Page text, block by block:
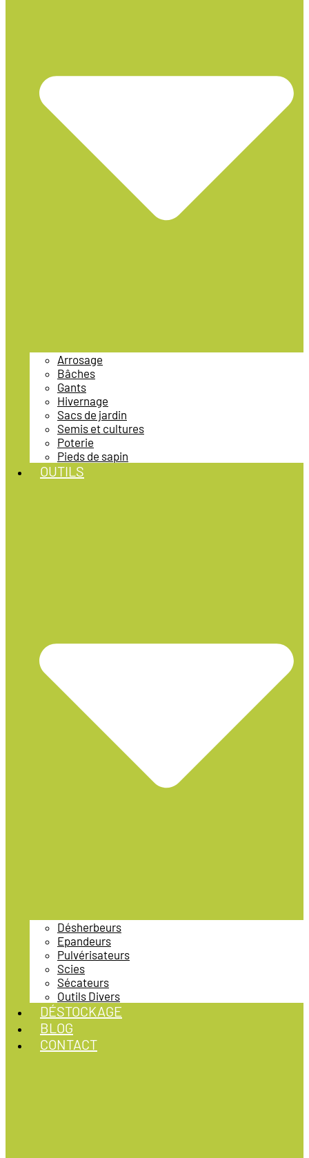
Arrosage
Bâches
Gants
Hivernage
Sacs de jardin
Semis et cultures
Poterie
Pieds de sapin
OUTILS
Désherbeurs
Epandeurs
Pulvérisateurs
Scies
Sécateurs
Outils Divers
DÉSTOCKAGE
BLOG
CONTACT